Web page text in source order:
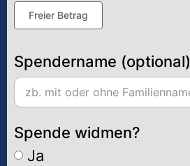
Freier Betrag
Spendername (optional)
Spende widmen?
Ja